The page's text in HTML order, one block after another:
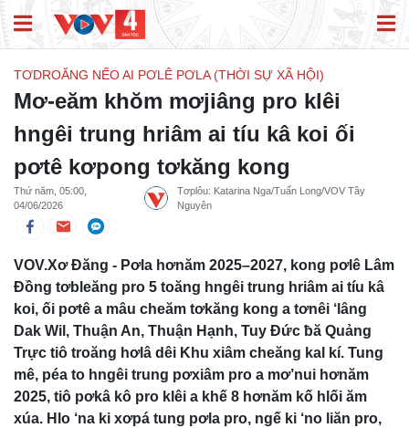
TƠDROĂNG NẾO AI PƠLÊ PƠLA (THỜI SỰ XÃ HỘI)
Mơ-eăm khŏm mơjiâng pro klêi
hngêi trung hriâm ai tíu kâ koi ối
pơtê kơpong tơkăng kong
Thứ năm, 05:00,
04/06/2026
Tơplôu: Katarina Nga/Tuấn Long/VOV Tây
Nguyên
VOV.Xơ Đăng - Pơla hơnăm 2025–2027, kong pơlê Lâm
Đồng tơbleăng pro 5 toăng hngêi trung hriâm ai tíu kâ
koi, ối pơtê a mâu cheăm tơkăng kong a tơnêi ‘lâng
Dak Wil, Thuận An, Thuận Hạnh, Tuy Đức ƀă Quảng
Trực tiô troăng hơlâ dêi Khu xiâm cheăng kal kí. Tung
mê, péa to hngêi trung pơxiâm pro a mơ’nui hơnăm
2025, tiô pơkâ kô pro klêi a khế 8 hơnăm kố hlối ăm
xúa. Hlo ‘na ki xơpá tung pơla pro, ngế ki ‘no liăn pro,